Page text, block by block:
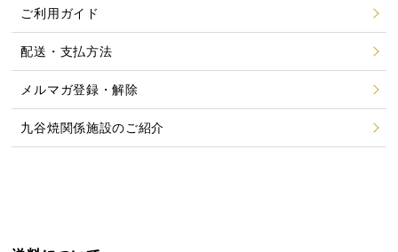
ご利用ガイド
配送・支払方法
メルマガ登録・解除
九谷焼関係施設のご紹介